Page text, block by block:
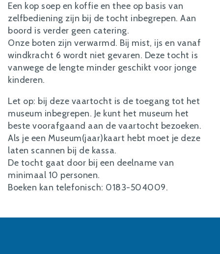
Een kop soep en koffie en thee op basis van
zelfbediening zijn bij de tocht inbegrepen. Aan
boord is verder geen catering.
Onze boten zijn verwarmd. Bij mist, ijs en vanaf
windkracht 6 wordt niet gevaren. Deze tocht is
vanwege de lengte minder geschikt voor jonge
kinderen.
Let op: bij deze vaartocht is de toegang tot het
museum inbegrepen. Je kunt het museum het
beste voorafgaand aan de vaartocht bezoeken.
Als je een Museum(jaar)kaart hebt moet je deze
laten scannen bij de kassa.
De tocht gaat door bij een deelname van
minimaal 10 personen.
Boeken kan telefonisch: 0183-504009.